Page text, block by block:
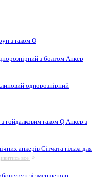
з гаком O
з болтом Анкер
однорозпірний
гойдалковим гаком Q Анкер з
анкерівСітчата гільза для
все